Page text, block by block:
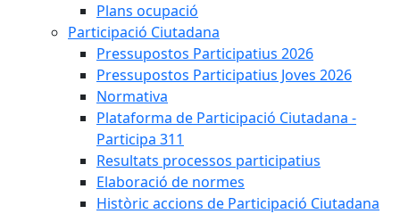
Plans ocupació
Participació Ciutadana
Pressupostos Participatius 2026
Pressupostos Participatius Joves 2026
Normativa
Plataforma de Participació Ciutadana -
Participa 311
Resultats processos participatius
Elaboració de normes
Històric accions de Participació Ciutadana